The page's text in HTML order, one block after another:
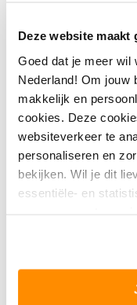
Deze website maakt
Goed dat je meer wil
Nederland! Om jouw
makkelijk en
cookies. Deze
websiteverkeer te
personaliseren en
bekijken. Wil je dit
essentiële- en